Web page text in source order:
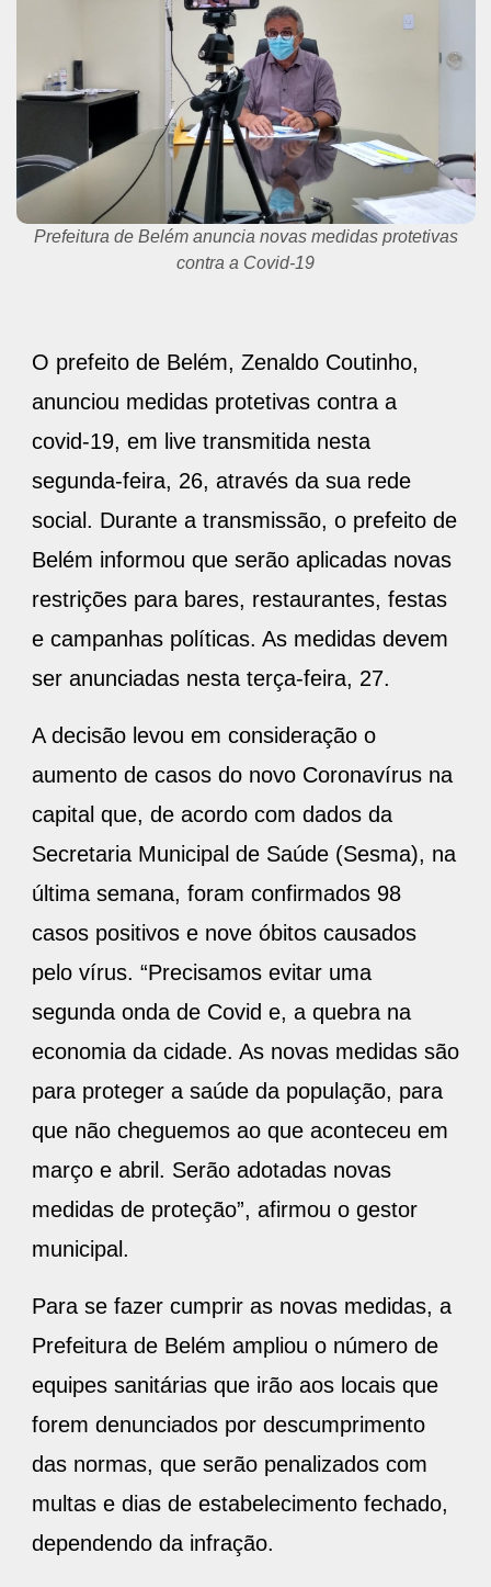
Prefeitura de Belém anuncia novas medidas protetivas
contra a Covid-19
O prefeito de Belém, Zenaldo Coutinho,
anunciou medidas protetivas contra a
covid-19, em live transmitida nesta
segunda-feira, 26, através da sua rede
social. Durante a transmissão, o prefeito de
Belém informou que serão aplicadas novas
restrições para bares, restaurantes, festas
e campanhas políticas. As medidas devem
ser anunciadas nesta terça-feira, 27.
A decisão levou em consideração o
aumento de casos do novo Coronavírus na
capital que, de acordo com dados da
Secretaria Municipal de Saúde (Sesma), na
última semana, foram confirmados 98
casos positivos e nove óbitos causados
pelo vírus. “Precisamos evitar uma
segunda onda de Covid e, a quebra na
economia da cidade. As novas medidas são
para proteger a saúde da população, para
que não cheguemos ao que aconteceu em
março e abril. Serão adotadas novas
medidas de proteção”, afirmou o gestor
municipal.
Para se fazer cumprir as novas medidas, a
Prefeitura de Belém ampliou o número de
equipes sanitárias que irão aos locais que
forem denunciados por descumprimento
das normas, que serão penalizados com
multas e dias de estabelecimento fechado,
dependendo da infração.